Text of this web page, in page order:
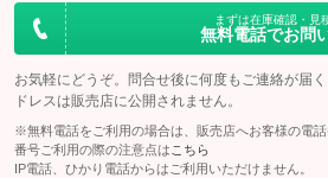
まずは在庫確認・見
無料電話でお問
お気軽にどうぞ。問合せ後に何度もご連絡が届
ドレスは販売店に公開されません。
※無料電話をご利用の場合は、販売店へお客様の電
番号ご利用の際の注意点は こちら
IP電話、ひかり電話からはご利用いただけません。